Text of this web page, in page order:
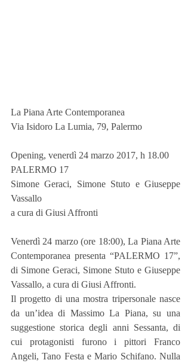
La Piana Arte Contemporanea
Via Isidoro La Lumia, 79, Palermo
Opening, venerdì 24 marzo 2017, h 18.00
PALERMO 17
Simone Geraci, Simone Stuto e Giuseppe
Vassallo
a cura di Giusi Affronti
Venerdì 24 marzo (ore 18:00), La Piana Arte
Contemporanea presenta “PALERMO 17”,
di Simone Geraci, Simone Stuto e Giuseppe
Vassallo, a cura di Giusi Affronti.
Il progetto di una mostra tripersonale nasce
da un’idea di Massimo La Piana, su una
suggestione storica degli anni Sessanta, di
cui protagonisti furono i pittori Franco
Angeli, Tano Festa e Mario Schifano. Nulla